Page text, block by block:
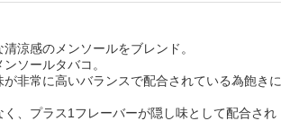
涼感のメンソールをブレンド。
ソールタバコ。
非常に高いバランスで配合されている為飽きに
、プラス1フレーバーが隠し味として配合され